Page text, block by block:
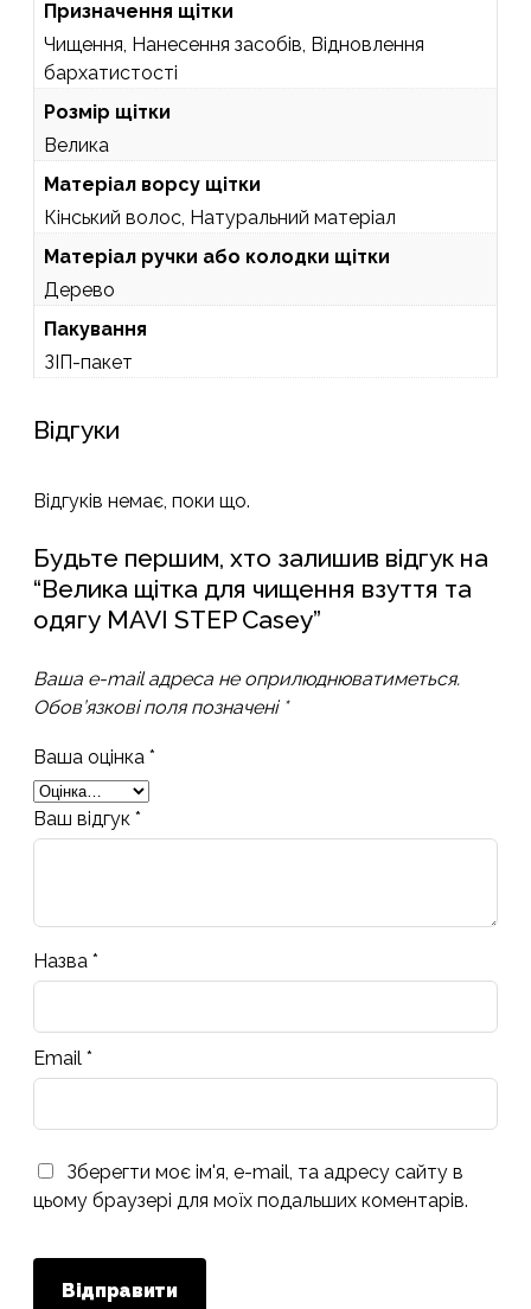
Призначення щітки
Чищення, Нанесення засобів, Відновлення
бархатистості
Розмір щітки
Велика
Матеріал ворсу щітки
Кінський волос, Натуральний матеріал
Матеріал ручки або колодки щітки
Дерево
Пакування
ЗІП-пакет
Відгуки
Відгуків немає, поки що.
Будьте першим, хто залишив відгук на
“Велика щітка для чищення взуття та
одягу MAVI STEP Casey”
Ваша e-mail адреса не оприлюднюватиметься.
Обов’язкові поля позначені *
Ваша оцінка *
Ваш відгук *
Назва *
Email *
Зберегти моє ім'я, e-mail, та адресу сайту в
цьому браузері для моїх подальших коментарів.